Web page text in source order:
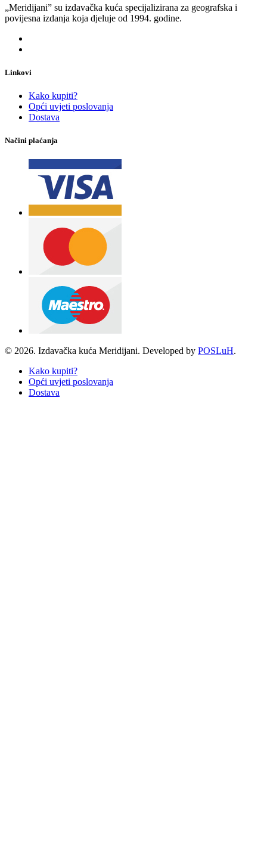
„Meridijani” su izdavačka kuća specijalizirana za geografska i
povijesna izdanja koja djeluje od 1994. godine.
Linkovi
Kako kupiti?
Opći uvjeti poslovanja
Dostava
Načini plaćanja
© 2026. Izdavačka kuća Meridijani. Developed by POSLuH.
Kako kupiti?
Opći uvjeti poslovanja
Dostava